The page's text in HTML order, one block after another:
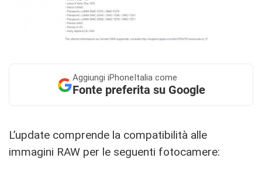
Aggiungi iPhoneItalia come
Fonte preferita su Google
L’update comprende la compatibilità alle
immagini RAW per le seguenti fotocamere: